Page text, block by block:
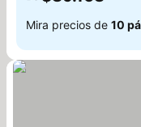
Mira precios de 10